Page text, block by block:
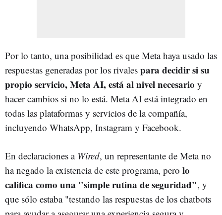
Por lo tanto, una posibilidad es que Meta haya usado las
respuestas generadas por los rivales para decidir si su
propio servicio, Meta AI, está al nivel necesario y
hacer cambios si no lo está. Meta AI está integrado en
todas las plataformas y servicios de la compañía,
incluyendo WhatsApp, Instagram y Facebook.
En declaraciones a Wired, un representante de Meta no
ha negado la existencia de este programa, pero lo
califica como una "simple rutina de seguridad", y
que sólo estaba "testando las respuestas de los chatbots